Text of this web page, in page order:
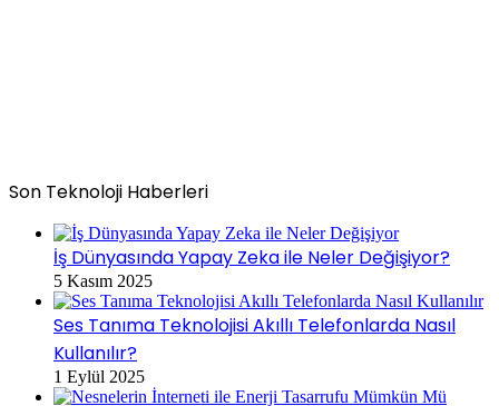
Son Teknoloji Haberleri
İş Dünyasında Yapay Zeka ile Neler Değişiyor?
5 Kasım 2025
Ses Tanıma Teknolojisi Akıllı Telefonlarda Nasıl
Kullanılır?
1 Eylül 2025